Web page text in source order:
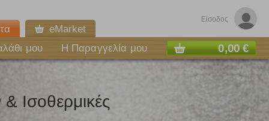
Είσοδος
eMarket
μου Η Παραγγελία μου 0,00 €
Ισοθερμικές